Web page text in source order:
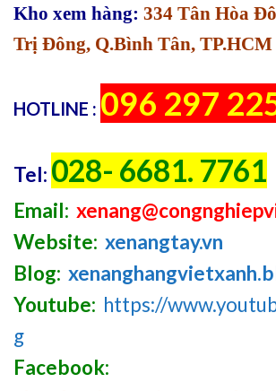
Kho xem hàng: 334 Tân Hòa
Trị Đông, Q.Bình Tân, TP.HCM
HOTLINE : 096 297
Tel: 028- 6681. 7761
Email:
Website: xenangtay.vn
Blog:
Youtube: https://
g
Facebook: